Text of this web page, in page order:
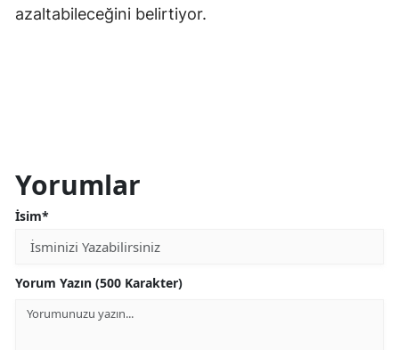
azaltabileceğini belirtiyor.
Yorumlar
İsim*
Yorum Yazın (500 Karakter)